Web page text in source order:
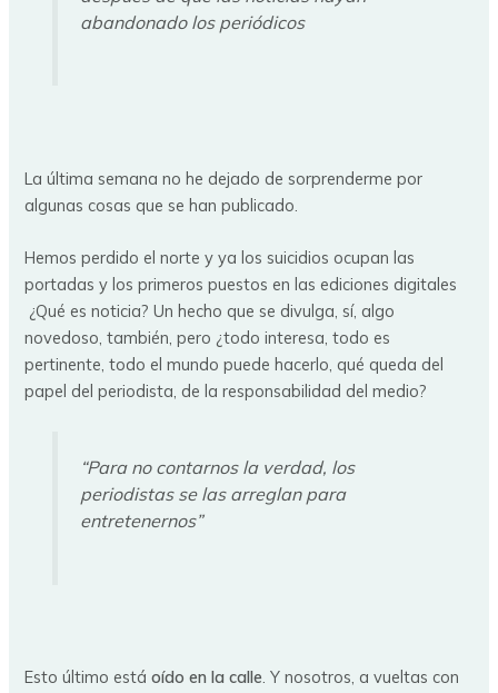
abandonado los periódicos
La última semana no he dejado de sorprenderme por
algunas cosas que se han publicado.
Hemos perdido el norte y ya los suicidios ocupan las
portadas y los primeros puestos en las ediciones digitales
¿Qué es noticia? Un hecho que se divulga, sí, algo
novedoso, también, pero ¿todo interesa, todo es
pertinente, todo el mundo puede hacerlo, qué queda del
papel del periodista, de la responsabilidad del medio?
“Para no contarnos la verdad, los
periodistas se las arreglan para
entretenernos”
Esto último está oído en la calle. Y nosotros, a vueltas con